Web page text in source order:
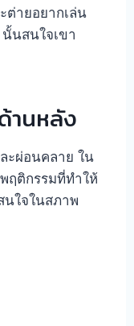
ต่ายอยากเล่น
นสนใจเขา
านหลัง
ะผ่อนคลาย ใน
ฤติกรรมที่ทำให้
นใจในสภาพ